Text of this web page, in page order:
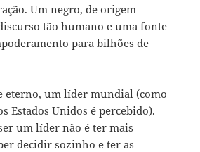
Um negro, de origem
tão humano e uma fonte
para bilhões de
eterno, um líder mundial (como
Estados Unidos é percebido).
um líder não é ter mais
decidir sozinho e ter as